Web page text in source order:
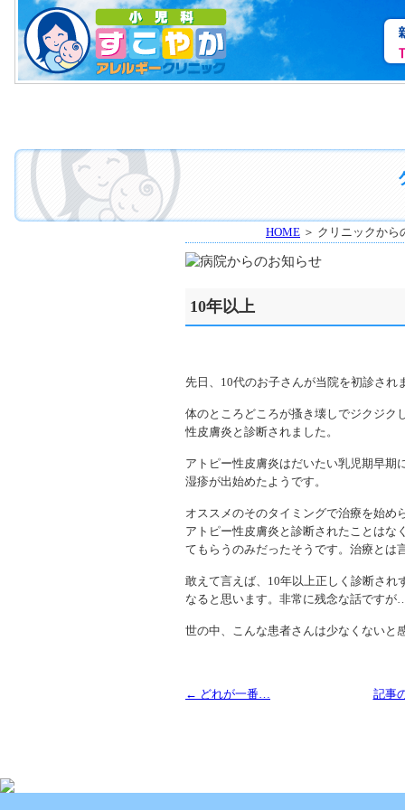
HOME ＞ クリニックか
10年以上
先日、10代のお子さんが当院を初診され
体のところどころが搔き壊しでジクジク
性皮膚炎と診断されました。
アトピー性皮膚炎はだいたい乳児期早期
湿疹が出始めたようです。
オススメのそのタイミングで治療を始め
アトピー性皮膚炎と診断されたことはな
てもらうのみだったそうです。治療とは
敢えて言えば、10年以上正しく診断さ
なると思います。非常に残念な話ですが
世の中、こんな患者さんは少なくないと
← どれが一番… 記事